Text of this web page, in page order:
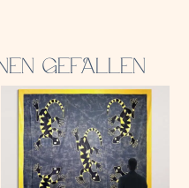
GEFALLEN